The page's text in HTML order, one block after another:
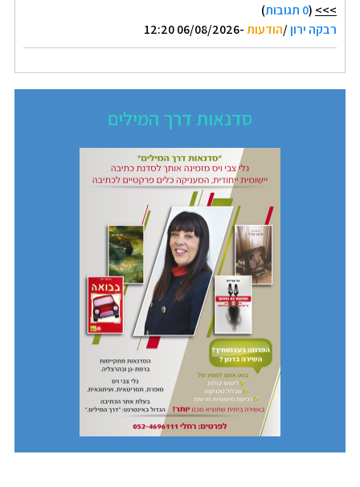
>>>
(0 תגובות
)
רבקה ירון/הודעות-06/08/2026 12:20
סדנאות דרך המילים